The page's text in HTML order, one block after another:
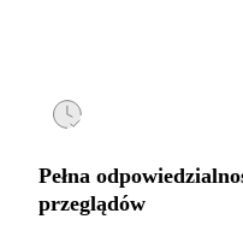
Pełna
przeglądów